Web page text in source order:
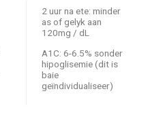
2 uur na ete: minder
as of gelyk aan
120mg / dL
A1C: 6-6.5% sonder
hipoglisemie (dit is
baie
geïndividualiseer)